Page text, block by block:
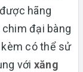
hãng
đại bàng
có thể sử
với xăng